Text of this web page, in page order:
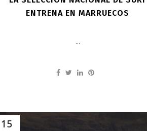
ENTRENA EN MARRUECOS
...
15